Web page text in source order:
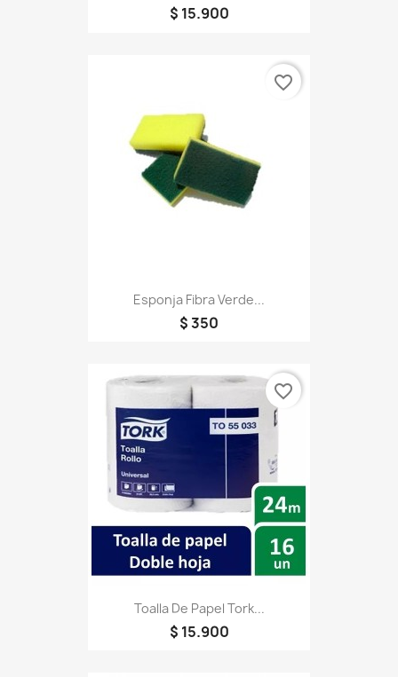
$ 15.900
Esponja Fibra Verde...
$ 350
favorite_border
Toalla De Papel Tork...
$ 15.900
favorite_border